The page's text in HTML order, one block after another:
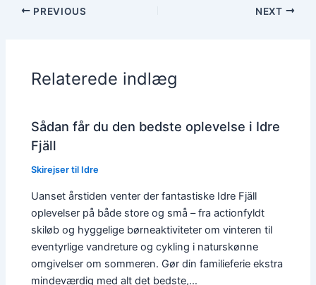
PREVIOUS NEXT
Relaterede indlæg
Sådan får du den bedste oplevelse i Idre
Fjäll
Skirejser til Idre
Uanset årstiden venter der fantastiske Idre Fjäll
oplevelser på både store og små – fra actionfyldt
skiløb og hyggelige børneaktiviteter om vinteren til
eventyrlige vandreture og cykling i naturskønne
omgivelser om sommeren. Gør din familieferie ekstra
mindeværdig med alt det bedste,…